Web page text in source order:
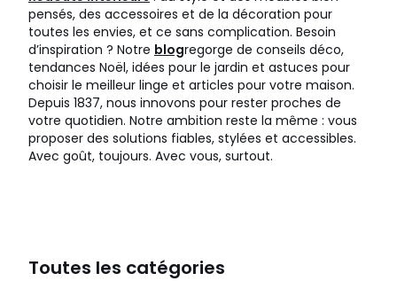
pensés, des accessoires et de la décoration pour
toutes les envies, et ce sans complication. Besoin
d’inspiration ? Notre blogregorge de conseils déco,
tendances Noël, idées pour le jardin et astuces pour
choisir le meilleur linge et articles pour votre maison.
Depuis 1837, nous innovons pour rester proches de
votre quotidien. Notre ambition reste la même : vous
proposer des solutions fiables, stylées et accessibles.
Avec goût, toujours. Avec vous, surtout.
Toutes les catégories